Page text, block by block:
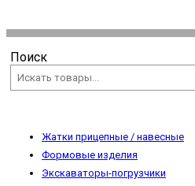
Поиск
Жатки прицепные / навесные
Формовые изделия
Экскаваторы-погрузчики